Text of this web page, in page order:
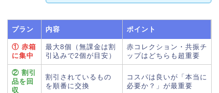
プラン 内容 ポイント
① 赤箱
に集中
最大8個（無課金は割
引込みで2個が目安）
赤コレクション・共振チ
ップはどちらも超重要
② 割引
品を回
収
割引されているもの
を順番に交換
コスパは良いが「本当に
必要か？」が最重要